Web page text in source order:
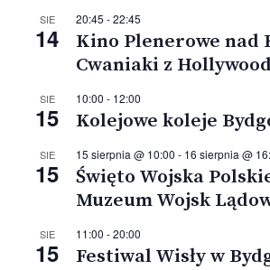
SIE
14
20:45 -22:45
Kino Plenerowe nad
Cwaniaki z Hollywood
SIE
15
10:00 - 12:00
Kolejowe koleje
SIE
15
15 sierpnia @ 10:00 - 16 sierpnia @
Święto Wojska
Muzeum Wojsk
SIE
15
11:00 -20:00
Festiwal Wisły w